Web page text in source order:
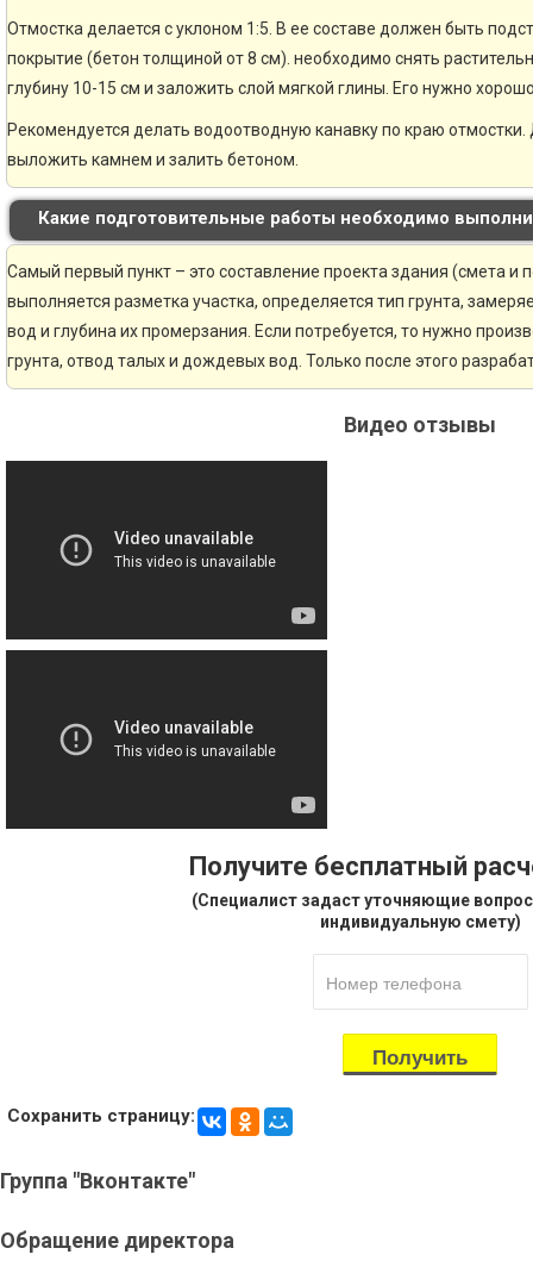
Отмостка делается с уклоном 1:5. В ее составе должен быть
покрытие (бетон толщиной от 8 см). необходимо снять
глубину 10-15 см и заложить слой мягкой глины. Его нужно
Рекомендуется делать водоотводную канавку по краю
выложить камнем и залить бетоном.
Какие подготовительные работы необходимо
Самый первый пункт – это составление проекта здания (смета и
выполняется разметка участка, определяется тип грунта,
вод и глубина их промерзания. Если потребуется, то нужно
грунта, отвод талых и дождевых вод. Только после этого
Видео отзывы
Получите бесплатный
(Специалист задаст уточняющие
индивидуальную смету)
Сохранить страницу:
Группа "Вконтакте"
Обращение директора